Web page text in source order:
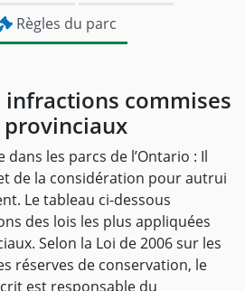
Règles du parc
infractions commises
provinciaux
dans les parcs de l’Ontario : Il
de la considération pour autrui
Le tableau ci-dessous
des lois les plus appliquées
Selon la Loi de 2006 sur les
réserves de conservation, le
est responsable du